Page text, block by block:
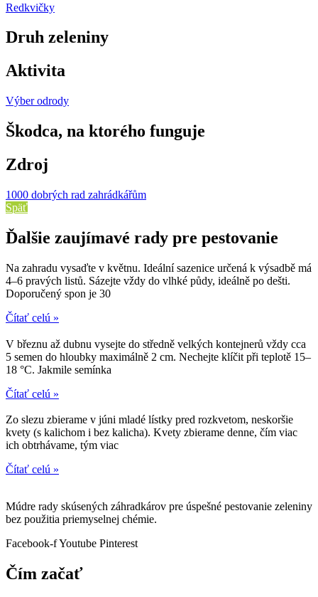
Redkvičky
Druh zeleniny
Aktivita
Výber odrody
Škodca, na ktorého funguje
Zdroj
1000 dobrých rad zahrádkářům
Späť
Ďalšie zaujímavé rady pre pestovanie
Na zahradu vysaďte v květnu. Ideální sazenice určená k výsadbě má
4–6 pravých listů. Sázejte vždy do vlhké půdy, ideálně po dešti.
Doporučený spon je 30
Čítať celú »
V březnu až dubnu vysejte do středně velkých kontejnerů vždy cca
5 semen do hloubky maximálně 2 cm. Nechejte klíčit při teplotě 15–
18 °C. Jakmile semínka
Čítať celú »
Zo slezu zbierame v júni mladé lístky pred rozkvetom, neskoršie
kvety (s kalichom i bez kalicha). Kvety zbierame denne, čím viac
ich obtrhávame, tým viac
Čítať celú »
Múdre rady skúsených záhradkárov pre úspešné pestovanie zeleniny
bez použitia priemyselnej chémie.
Facebook-fYoutube Pinterest
Čím začať